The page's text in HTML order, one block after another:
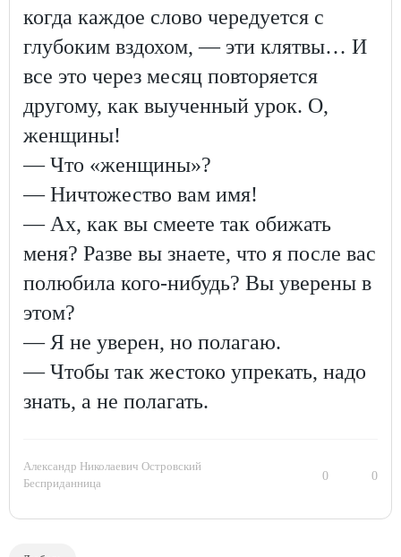
когда каждое слово чередуется с
глубоким вздохом, — эти клятвы… И
все это через месяц повторяется
другому, как выученный урок. О,
женщины!
— Что «женщины»?
— Ничтожество вам имя!
— Ах, как вы смеете так обижать
меня? Разве вы знаете, что я после вас
полюбила кого-нибудь? Вы уверены в
этом?
— Я не уверен, но полагаю.
— Чтобы так жестоко упрекать, надо
знать, а не полагать.
Александр Николаевич Островский
Бесприданница
0 0